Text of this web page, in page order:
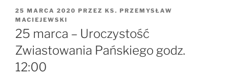
OPUBLIKOWANE
W
25 MARCA 2020 PRZEZ KS. PRZEMYSŁAW
MACIEJEWSKI
25 marca – Uroczystość
Zwiastowania Pańskiego godz.
12:00